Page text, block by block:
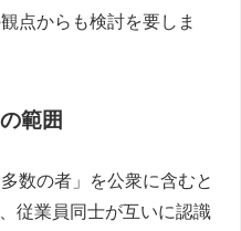
点からも検討を要しま
範囲
数の者」を公衆に含むと
従業員同士が互いに認識